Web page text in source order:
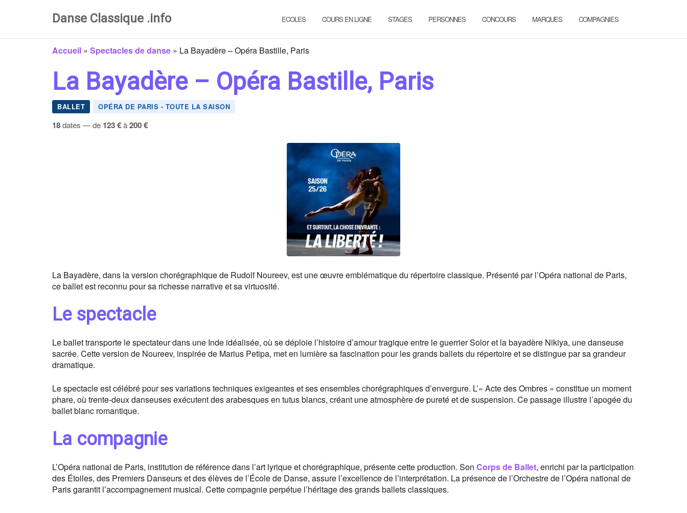
Danse Classique .info ECOLES COURS EN LIGNE STAGES PERSONNES CONCOURS MARQUES COMPAGNIES
Accueil » Spectacles de danse » La Bayadère – Opéra Bastille, Paris
La Bayadère – Opéra Bastille, Paris
BALLET OPÉRA DE PARIS - TOUTE LA SAISON
18dates — de 123 €à200 €
La Bayadère, dans la version chorégraphique de Rudolf Noureev, est une œuvre emblématique du répertoire classique. Présenté par l’Opéra national de Paris,
ce ballet est reconnu pour sa richesse narrative et sa virtuosité.
Le spectacle
Le ballet transporte le spectateur dans une Inde idéalisée, où se déploie l’histoire d’amour tragique entre le guerrier Solor et la bayadère Nikiya, une danseuse
sacrée. Cette version de Noureev, inspirée de Marius Petipa, met en lumière sa fascination pour les grands ballets du répertoire et se distingue par sa grandeur
dramatique.
Le spectacle est célébré pour ses variations techniques exigeantes et ses ensembles chorégraphiques d’envergure. L’« Acte des Ombres » constitue un moment
phare, où trente-deux danseuses exécutent des arabesques en tutus blancs, créant une atmosphère de pureté et de suspension. Ce passage illustre l’apogée du
ballet blanc romantique.
La compagnie
L’Opéra national de Paris, institution de référence dans l’art lyrique et chorégraphique, présente cette production. Son Corps de Ballet, enrichi par la participation
des Étoiles, des Premiers Danseurs et des élèves de l’École de Danse, assure l’excellence de l’interprétation. La présence de l’Orchestre de l’Opéra national de
Paris garantit l’accompagnement musical. Cette compagnie perpétue l’héritage des grands ballets classiques.